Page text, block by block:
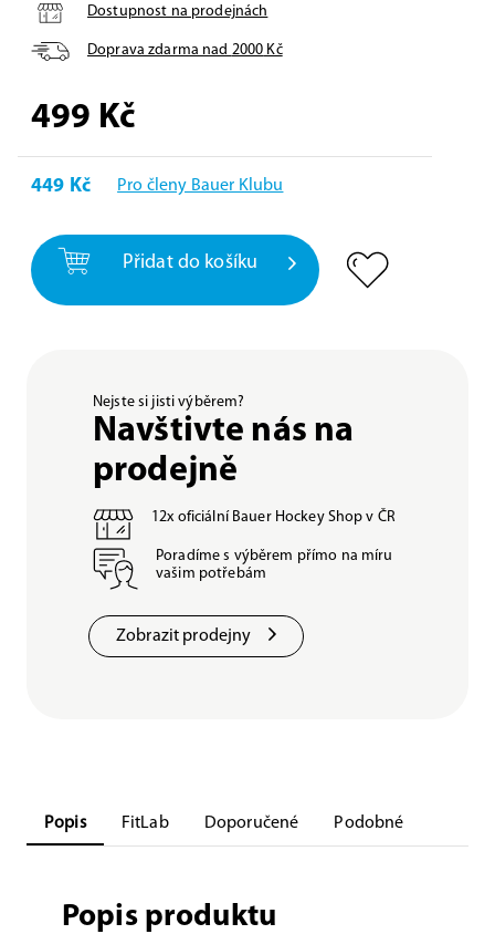
Dostupnost na prodejnách
Doprava zdarma nad 2000 Kč
499 Kč
449 Kč Pro členy Bauer Klubu
Přidat do košíku
Nejste si jisti výběrem?
Navštivte nás na
prodejně
12x oficiální Bauer Hockey Shop v ČR
Poradíme s výběrem přímo na míru
vašim potřebám
Zobrazit prodejny
Popis FitLab Doporučené Podobné
Popis produktu